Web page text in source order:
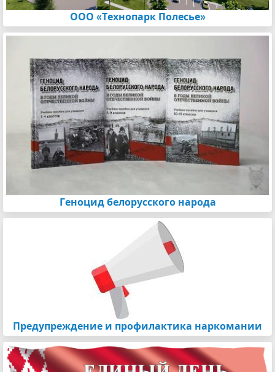
ООО «Технопарк Полесье»
Геноцид белорусского народа
Предупреждение и профилактика наркомании